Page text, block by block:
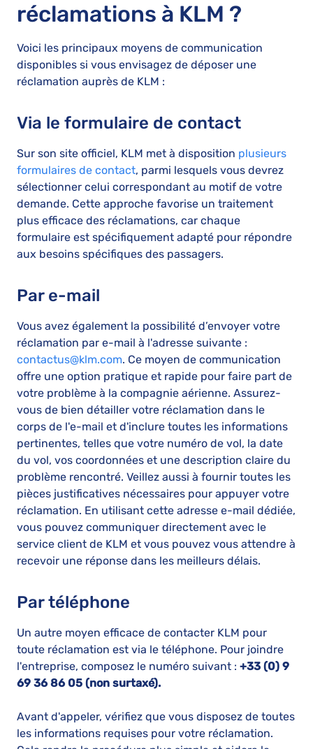
réclamations à KLM ?
Voici les principaux moyens de communication
disponibles si vous envisagez de déposer une
réclamation auprès de KLM :
Via le formulaire de contact
Sur son site officiel, KLM met à disposition plusieurs
formulaires de contact, parmi lesquels vous devrez
sélectionner celui correspondant au motif de votre
demande. Cette approche favorise un traitement
plus efficace des réclamations, car chaque
formulaire est spécifiquement adapté pour répondre
aux besoins spécifiques des passagers.
Par e-mail
Vous avez également la possibilité d’envoyer votre
réclamation par e-mail à l'adresse suivante :
contactus@klm.com. Ce moyen de communication
offre une option pratique et rapide pour faire part de
votre problème à la compagnie aérienne. Assurez-
vous de bien détailler votre réclamation dans le
corps de l'e-mail et d'inclure toutes les informations
pertinentes, telles que votre numéro de vol, la date
du vol, vos coordonnées et une description claire du
problème rencontré. Veillez aussi à fournir toutes les
pièces justificatives nécessaires pour appuyer votre
réclamation. En utilisant cette adresse e-mail dédiée,
vous pouvez communiquer directement avec le
service client de KLM et vous pouvez vous attendre à
recevoir une réponse dans les meilleurs délais.
Par téléphone
Un autre moyen efficace de contacter KLM pour
toute réclamation est via le téléphone. Pour joindre
l'entreprise, composez le numéro suivant : +33 (0) 9
69 36 86 05 (non surtaxé).
Avant d'appeler, vérifiez que vous disposez de toutes
les informations requises pour votre réclamation.